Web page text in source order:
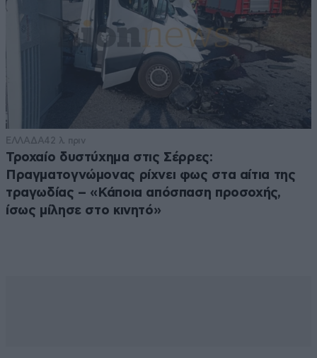
ΕΛΛΑΔΑ42 λ. πριν
Τροχαίο δυστύχημα στις Σέρρες:
Πραγματογνώμονας ρίχνει φως στα αίτια της
τραγωδίας – «Κάποια απόσπαση προσοχής,
ίσως μίλησε στο κινητό»